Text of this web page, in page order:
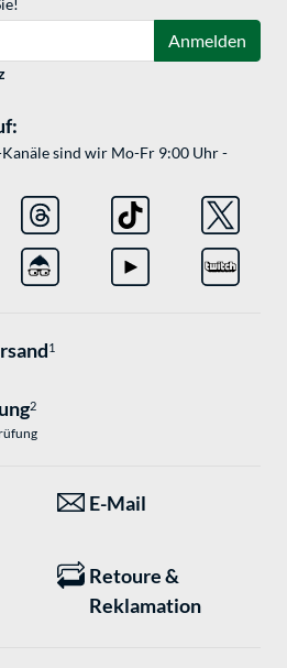
Anmelden
sind wir Mo-Fr 9:00 Uhr -
1
2
E-Mail
Retoure &
Reklamation